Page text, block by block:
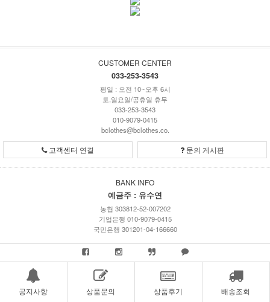
CUSTOMER CENTER
033-253-3543
평일 : 오전 10~오후 6시
토,일요일/공휴일 휴무
033-253-3543
010-9079-0415
bclothes@bclothes.co.
고객센터 연결 문의 게시판
BANK INFO
예금주 : 유수연
농협 303812-52-007202
기업은행 010-9079-0415
국민은행 301201-04-166660
공지사항 상품문의 상품후기 배송조회